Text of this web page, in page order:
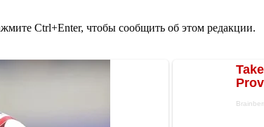
Ctrl+Enter, чтобы сообщить об этом редакции.